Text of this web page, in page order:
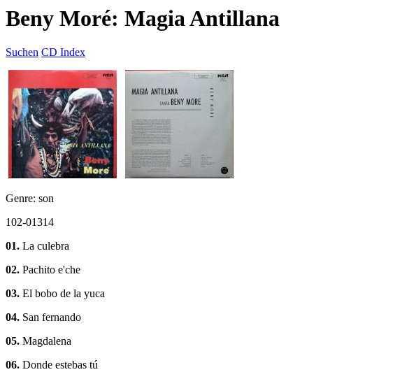
Beny Moré: Magia Antillana
Suchen CD Index
Genre: son
102-01314
01. La culebra
02. Pachito e'che
03. El bobo de la yuca
04. San fernando
05. Magdalena
06. Donde estebas tú